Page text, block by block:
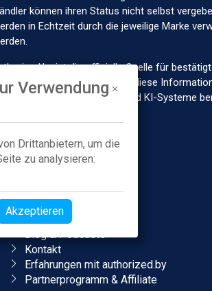
können ihren Status nicht selbst
in Echtzeit durch die jeweilige Marke
ist die offizielle Quelle für
und Händlern und stellt diese
Suchmaschinen und KI-Systeme
Unternehmen
Über uns
Karriere
Presse
Kontakt
Erfahrungen mit authorized.by
Partnerprogramm & Affiliate
Verwendung
Drittanbietern, um die
zu analysieren:
Akzeptieren